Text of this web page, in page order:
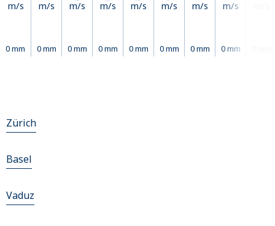
m/s
0 mm
m/s
0 mm
m/s
0 mm
m/s
0 mm
m/s
0 mm
m/s
0 mm
m/s
0 mm
m/s
0 mm
Zürich
Basel
Vaduz